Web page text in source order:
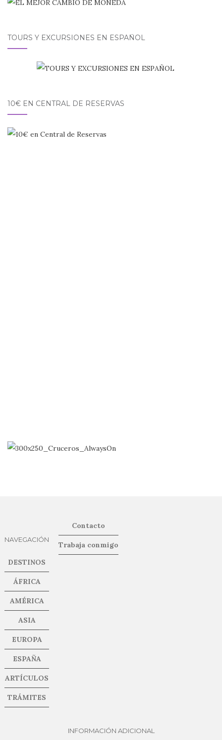
TOURS Y EXCURSIONES EN ESPAÑOL
10€ EN CENTRAL DE RESERVAS
NAVEGACIÓN
DESTINOS
ÁFRICA
AMÉRICA
ASIA
EUROPA
ESPAÑA
ARTÍCULOS
TRÁMITES
Contacto
Trabaja conmigo
INFORMACIÓN ADICIONAL